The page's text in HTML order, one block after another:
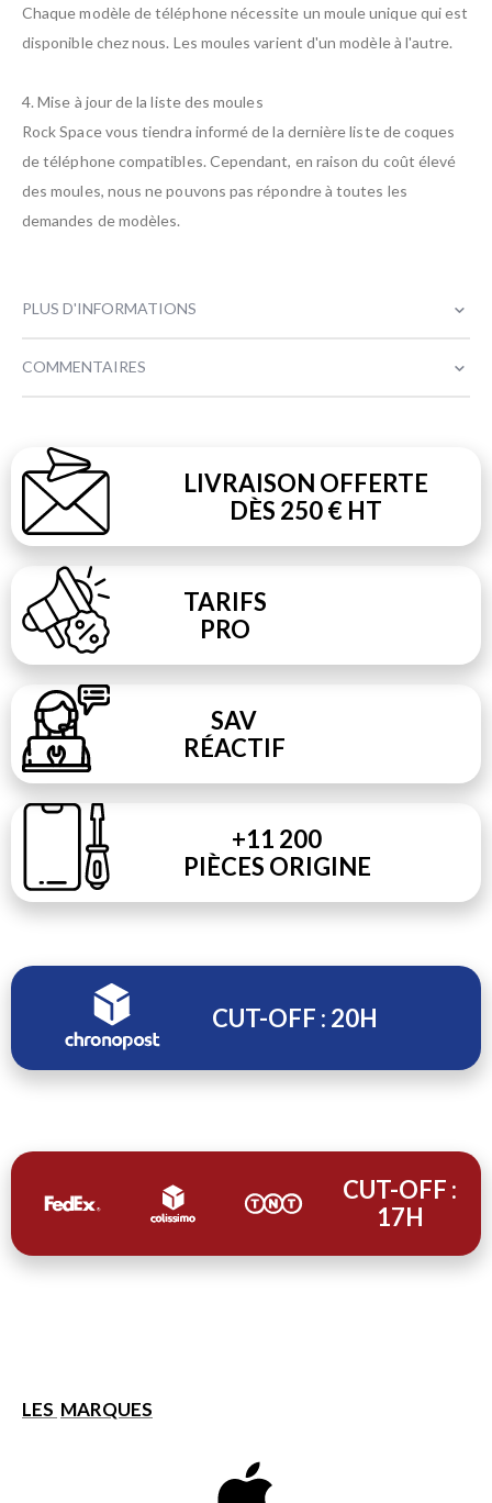
Chaque modèle de téléphone nécessite un moule unique qui est
disponible chez nous. Les moules varient d'un modèle à l'autre.
4. Mise à jour de la liste des moules
Rock Space vous tiendra informé de la dernière liste de coques
de téléphone compatibles. Cependant, en raison du coût élevé
des moules, nous ne pouvons pas répondre à toutes les
demandes de modèles.
PLUS D'INFORMATIONS
COMMENTAIRES
LIVRAISON OFFERTE
DÈS 250 € HT
TARIFS
PRO
SAV
RÉACTIF
+11 200
PIÈCES ORIGINE
CUT-OFF : 20H
CUT-OFF :
17H
LES MARQUES